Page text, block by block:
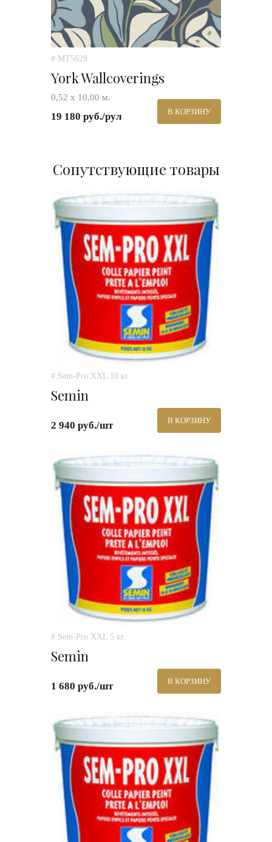
# MT5628
York Wallcoverings
0,52 х 10,00 м.
19 180 руб./рул В КОРЗИНУ
Сопутствующие товары
# Sem-Pro XXL 10 кг
Semin
2 940 руб./шт В КОРЗИНУ
# Sem-Pro XXL 5 кг.
Semin
1 680 руб./шт В КОРЗИНУ